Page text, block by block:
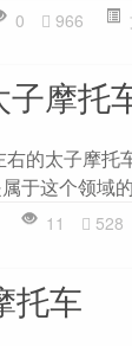
0 966
摩托
右的太子摩
于这个领域
11 528
托车